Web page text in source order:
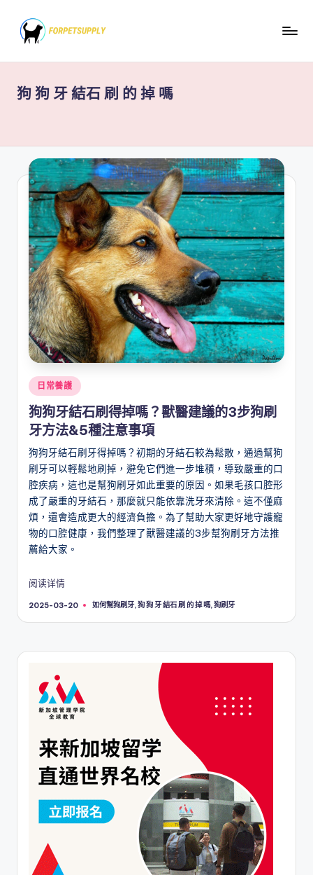
content
狗 狗 牙 結石 刷 的 掉 嗎
Posted
in
日常養護
狗狗牙結石刷得掉嗎？獸醫建議的3步狗刷
牙方法&5種注意事項
狗狗牙結石刷牙得掉嗎？初期的牙結石較為鬆散，通過幫狗
刷牙可以輕鬆地刷掉，避免它們進一步堆積，導致嚴重的口
腔疾病，這也是幫狗刷牙如此重要的原因。如果毛孩口腔形
成了嚴重的牙結石，那麼就只能依靠洗牙來清除。這不僅麻
煩，還會造成更大的經濟負擔。為了幫助大家更好地守護寵
物的口腔健康，我們整理了獸醫建議的3步幫狗刷牙方法推
薦給大家。
阅读详情
2025-03-20
Tags: 如何幫狗刷牙,狗 狗 牙 結石 刷 的 掉 嗎,狗刷牙